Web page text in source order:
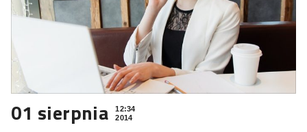
01 sierpnia
12:34
2014